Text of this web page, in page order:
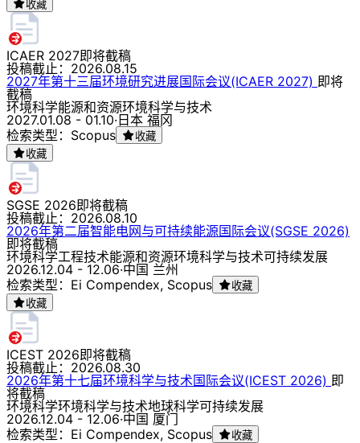
收藏
ICAER 2027即将截稿
投稿截止： 2026.08.15
2027年第十三届环境研究进展国际会议(ICAER 2027) 即将
截稿
环境科学能源和资源环境科学与技术
2027.01.08 - 01.10·日本 福冈
检索类型：Scopus
收藏
收藏
SGSE 2026即将截稿
投稿截止： 2026.08.10
2026年第二届智能电网与可持续能源国际会议(SGSE 2026)
即将截稿
环境科学工程技术能源和资源环境科学与技术可持续发展
2026.12.04 - 12.06·中国 兰州
检索类型：Ei Compendex, Scopus
收藏
收藏
ICEST 2026即将截稿
投稿截止： 2026.08.30
2026年第十七届环境科学与技术国际会议(ICEST 2026) 即
将截稿
环境科学环境科学与技术地球科学可持续发展
2026.12.04 - 12.06·中国 厦门
检索类型：Ei Compendex, Scopus
收藏